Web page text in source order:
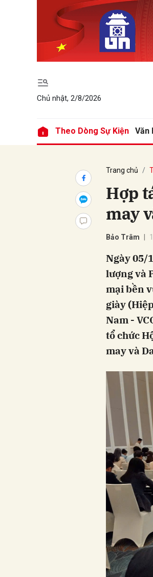
Chủ nhật, 2/8/2026
Theo Dòng Sự Kiện Văn
Trang chủ
Hợp
may
Bảo Trâm
Ngày 05/
lượng và
mại bền
giày
Nam -
tổ chức
may và